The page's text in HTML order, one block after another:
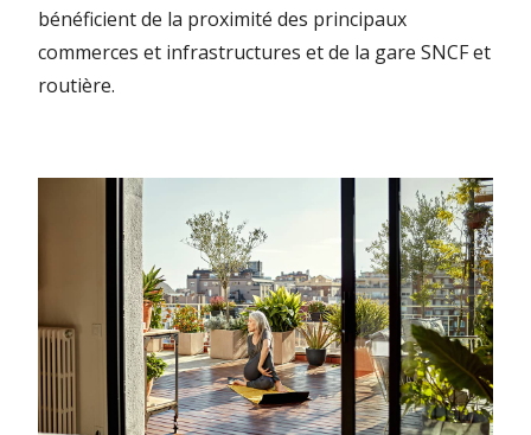
bénéficient de la proximité des principaux
commerces et infrastructures et de la gare SNCF et
routière.